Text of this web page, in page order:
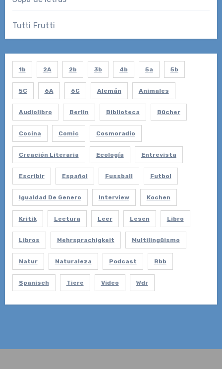
Tutti Frutti
1b 2A 2b 3b 4b 5a 5b
5C 6A 6C Alemán Animales
Audiolibro Berlin Biblioteca Bücher
Cocina Comic Cosmoradio
Creación Literaria Ecología Entrevista
Escribir Español Fussball Futbol
Igualdad De Genero Interview Kochen
Kritik Lectura Leer Lesen Libro
Libros Mehrsprachigkeit Multilingüismo
Natur Naturaleza Podcast Rbb
Spanisch Tiere Video Wdr